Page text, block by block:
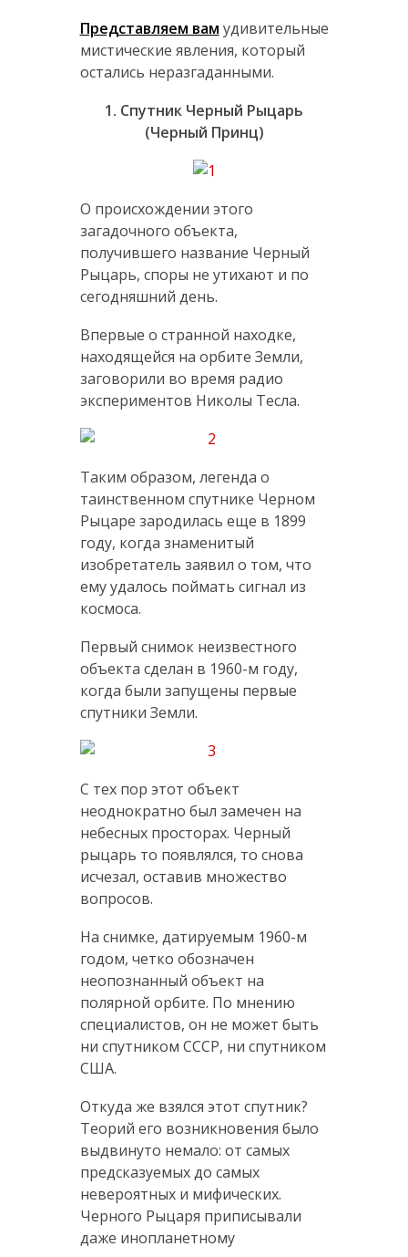
Представляем вам удивительные
мистические явления, который
остались неразгаданными.
1. Спутник Черный Рыцарь
(Черный Принц)
О происхождении этого
загадочного объекта,
получившего название Черный
Рыцарь, споры не утихают и по
сегодняшний день.
Впервые о странной находке,
находящейся на орбите Земли,
заговорили во время радио
экспериментов Николы Тесла.
Таким образом, легенда о
таинственном спутнике Черном
Рыцаре зародилась еще в 1899
году, когда знаменитый
изобретатель заявил о том, что
ему удалось поймать сигнал из
космоса.
Первый снимок неизвестного
объекта сделан в 1960-м году,
когда были запущены первые
спутники Земли.
С тех пор этот объект
неоднократно был замечен на
небесных просторах. Черный
рыцарь то появлялся, то снова
исчезал, оставив множество
вопросов.
На снимке, датируемым 1960-м
годом, четко обозначен
неопознанный объект на
полярной орбите. По мнению
специалистов, он не может быть
ни спутником СССР, ни спутником
США.
Откуда же взялся этот спутник?
Теорий его возникновения было
выдвинуто немало: от самых
предсказуемых до самых
невероятных и мифических.
Черного Рыцаря приписывали
даже инопланетному